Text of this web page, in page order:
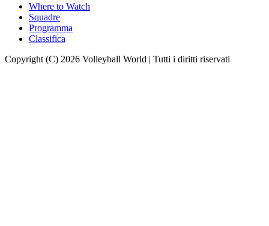
Where to Watch
Squadre
Programma
Classifica
Copyright (C) 2026 Volleyball World | Tutti i diritti riservati